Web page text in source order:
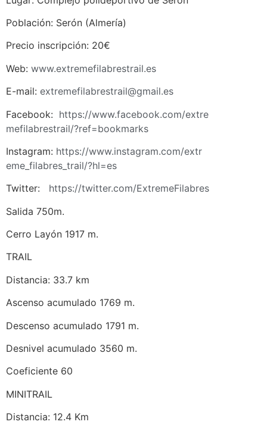
Población: Serón (Almería)
Precio inscripción: 20€
Web: www.extremefilabrestrail.es
E-mail: extremefilabrestrail@gmail.es
Facebook: https://www.facebook.com/extre
mefilabrestrail/?ref=bookmarks
Instagram: https://www.instagram.com/extr
eme_filabres_trail/?hl=es
Twitter: https://twitter.com/ExtremeFilabres
Salida 750m.
Cerro Layón 1917 m.
TRAIL
Distancia: 33.7 km
Ascenso acumulado 1769 m.
Descenso acumulado 1791 m.
Desnivel acumulado 3560 m.
Coeficiente 60
MINITRAIL
Distancia: 12.4 Km